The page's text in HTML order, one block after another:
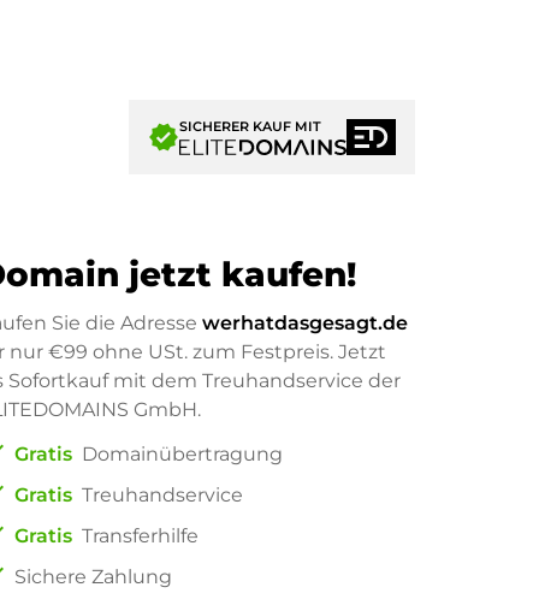
verifiedSICHERER KAUF MIT
jetzt kaufen!
Sie die Adressewerhatdasgesagt.de
nur€99ohne USt. zum Festpreis. Jetzt
Sofortkauf mit dem Treuhandservice der
GmbH.
Gratis Domainübertragung
Gratis Treuhandservice
Gratis Transferhilfe
Sichere Zahlung